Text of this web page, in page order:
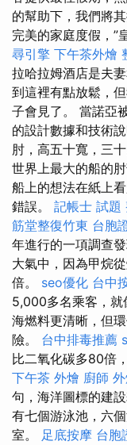
的幫助下，我們將
完美的家庭度假，”
尋引擎 下午茶外燴
拉哈拉姆酒店是夫
到這裡有點放鬆，
子會見了。 當諾亞
的設計數據和技術
肘，高五十寬，三
世界上最大的船的
船上的想法在紙上
錯誤。 記帳士 試題
筋堂整復竹東 台胞
年進行的一項調查
大氣中，因為甲烷
倍。 seo優化 台中
5,000多名乘客，就
海燃料更清晰，但
險。 台中排毒推薦
比二氧化碳多80倍
下午茶 外燴 廚師
句，海洋圖標的建
有七個游泳池，六
室。 足底按摩 台胞